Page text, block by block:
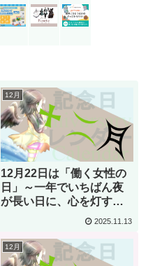
12月
12月22日は「働く女性の
日」～一年でいちばん夜
が長い日に、心を灯す時
間を～【何気ない今日は
2025.11.13
12月